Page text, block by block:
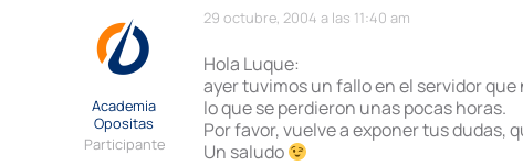
29 octubre, 2004 a las 11:40 am
Academia
Opositas
Participante
Hola Luque:
ayer tuvimos un fallo en el servidor
lo que se perdieron unas pocas horas.
Por favor, vuelve a exponer tus dudas,
Un saludo